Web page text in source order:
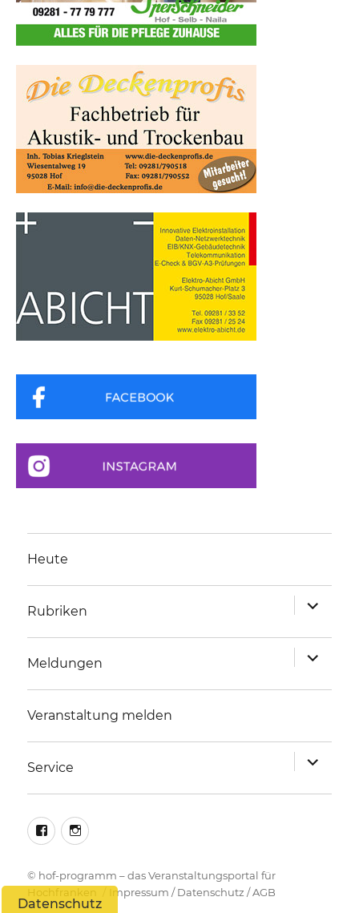
Heute
Rubriken
anzeigen
Meldungen
anzeigen
Veranstaltung melden
Service
anzeigen
facebookinstagram
© hof-programm – das Veranstaltungsportal für
Hochfranken
Impressum /Datenschutz /AGB
Datenschutz